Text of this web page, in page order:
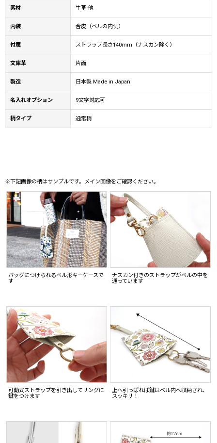
素材 牛革 他
内装 合皮（ベルの内側）
付属 ストラップ長さ140mm（ナスカン除く）
文庫革 片面
製造 日本製 Made in Japan
名入れオプション 9文字対応可
柄タイプ 通常柄
※下記画像の柄はサンプルです。メイン画像をご確認ください。
バッグにつけられるベル形キーケースで
す
ナスカン付きのストラップがベルの中を
通っています
可動式ストラップを引き出してリングに
鍵をつけます
上へ引っぱれば鍵はベル内へ収納され、
スッキリ！